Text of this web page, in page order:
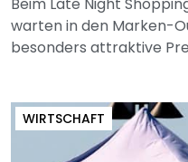
Beim Late Night
warten in den Marken-
besonders attraktive
WIRTSCHAFT